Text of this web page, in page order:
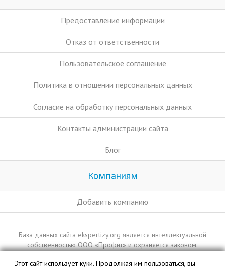
Предоставление информации
Отказ от ответственности
Пользовательское соглашение
Политика в отношении персональных данных
Согласие на обработку персональных данных
Контакты администрации сайта
Блог
Компаниям
Добавить компанию
База данных сайта ekspertizy.org является интеллектуальной
собственностью ООО «Профит» и охраняется законом.
Этот сайт использует куки. Продолжая им пользоваться, вы